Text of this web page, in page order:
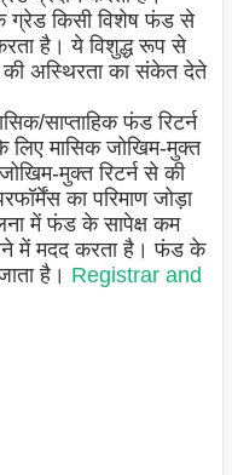
ग्रेड किसी विशेष फंड से
है। ये विशुद्ध रूप से
की अस्थिरता का संकेत देते
साप्ताहिक फंड रिटर्न
लिए मासिक जोखिम-मुक्त
मुक्त रिटर्न से की
का परिमाण जोड़ा
में फंड के सापेक्ष कम
में मदद करता है। फंड के
है। Registrar and